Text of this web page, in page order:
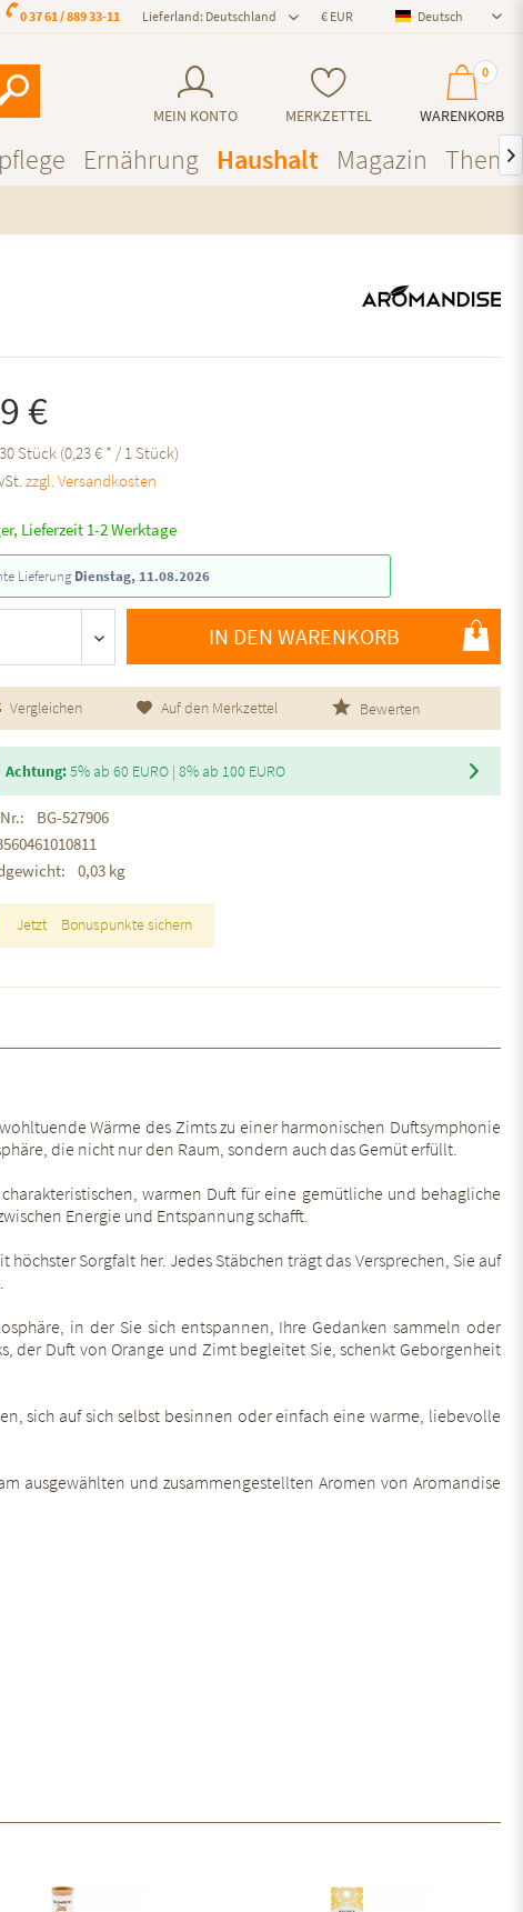
Deutsch
Deutsch
Lieferland: Deutschland
0 37 61 / 889 33-11
MEIN KONTO MERKZETTEL
0
WARENKORB
Ernährung Haushalt Magazin 
€
30 Stück (0,23 € * / 1 Stück)
zzgl. Versandkosten
Lieferzeit 1-2 Werktage
Lieferung Dienstag, 11.08.2026
IN DEN WARENKORB
Vergleichen Auf den Merkzettel Bewerten
Achtung:5% ab 60 EURO | 8% ab 100 EURO
BG-527906
0,03 kg
Jetzt Bonuspunkte sichern
Wärme des Zimts zu einer harmonischen Duftsymphonie
die nicht nur den Raum, sondern auch das Gemüt erfüllt.
warmen Duft für eine gemütliche und behagliche
Energie und Entspannung schafft.
Sorgfalt her. Jedes Stäbchen trägt das Versprechen, Sie auf
in der Sie sich entspannen, Ihre Gedanken sammeln oder
der Duft von Orange und Zimt begleitet Sie, schenkt Geborgenheit
sich auf sich selbst besinnen oder einfach eine warme, liebevolle
ausgewählten und zusammengestellten Aromen von Aromandise